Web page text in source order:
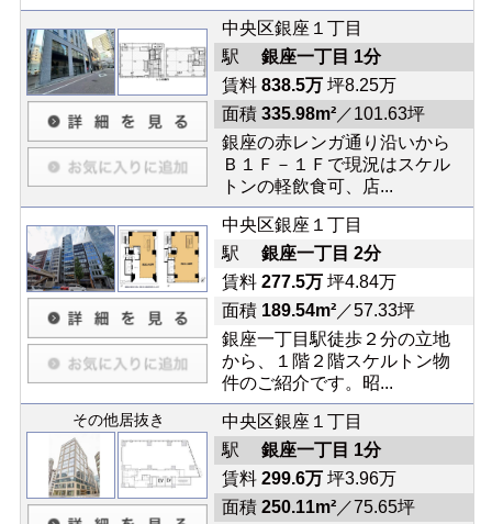
中央区銀座１丁目
駅 銀座一丁目 1分
賃料 838.5万坪8.25万
面積 335.98m²／101.63坪
銀座の赤レンガ通り沿いから
Ｂ１Ｆ－１Ｆで現況はスケル
トンの軽飲食可、店...
中央区銀座１丁目
駅 銀座一丁目 2分
賃料 277.5万坪4.84万
面積 189.54m²／57.33坪
銀座一丁目駅徒歩２分の立地
から、１階２階スケルトン物
件のご紹介です。昭...
その他居抜き
中央区銀座１丁目
駅 銀座一丁目 1分
賃料 299.6万坪3.96万
面積 250.11m²／75.65坪